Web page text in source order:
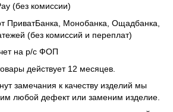
(без комиссии)
ПриватБанка, Монобанка, Ощадбанка,
(без комиссий и переплат)
на р/с ФОП
действует 12 месяцев.
замечания к качеству изделий мы
любой дефект или заменим изделие.